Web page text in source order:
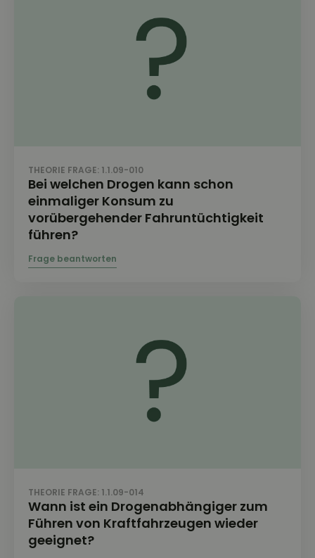
THEORIE FRAGE: 1.1.09-010
Bei welchen Drogen kann schon
einmaliger Konsum zu
vorübergehender Fahruntüchtigkeit
führen?
THEORIE FRAGE: 1.1.09-014
Wann ist ein Drogenabhängiger zum
Führen von Kraftfahrzeugen wieder
geeignet?